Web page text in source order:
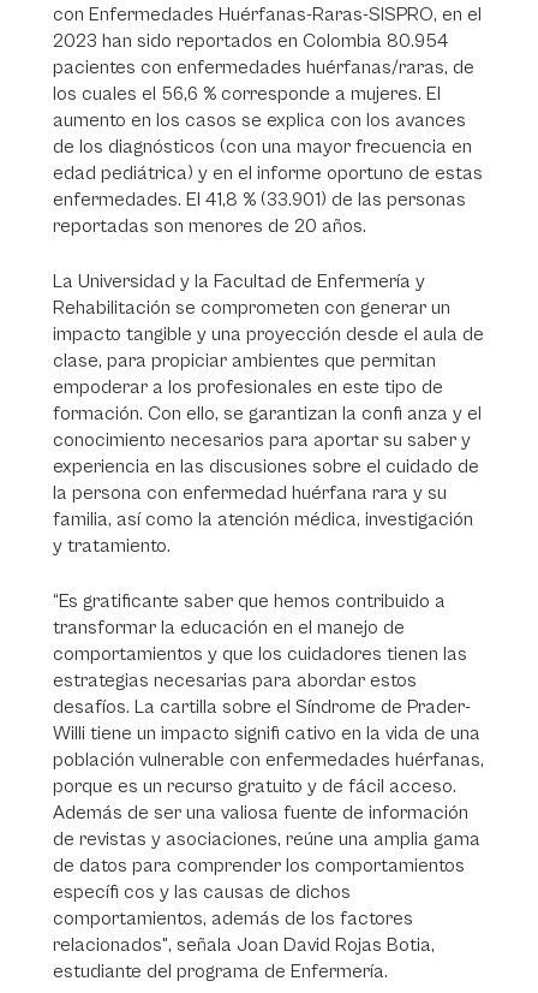
con Enfermedades Huérfanas-Raras-SISPRO, en el
2023 han sido reportados en Colombia 80.954
pacientes con enfermedades huérfanas/raras, de
los cuales el 56,6 % corresponde a mujeres. El
aumento en los casos se explica con los avances
de los diagnósticos (con una mayor frecuencia en
edad pediátrica) y en el informe oportuno de estas
enfermedades. El 41,8 % (33.901) de las personas
reportadas son menores de 20 años.
La Universidad y la Facultad de Enfermería y
Rehabilitación se comprometen con generar un
impacto tangible y una proyección desde el aula de
clase, para propiciar ambientes que permitan
empoderar a los profesionales en este tipo de
formación. Con ello, se garantizan la confi anza y el
conocimiento necesarios para aportar su saber y
experiencia en las discusiones sobre el cuidado de
la persona con enfermedad huérfana rara y su
familia, así como la atención médica, investigación
y tratamiento.
“Es gratificante saber que hemos contribuido a
transformar la educación en el manejo de
comportamientos y que los cuidadores tienen las
estrategias necesarias para abordar estos
desafíos. La cartilla sobre el Síndrome de Prader-
Willi tiene un impacto signifi cativo en la vida de una
población vulnerable con enfermedades huérfanas,
porque es un recurso gratuito y de fácil acceso.
Además de ser una valiosa fuente de información
de revistas y asociaciones, reúne una amplia gama
de datos para comprender los comportamientos
específi cos y las causas de dichos
comportamientos, además de los factores
relacionados", señala Joan David Rojas Botia,
estudiante del programa de Enfermería.